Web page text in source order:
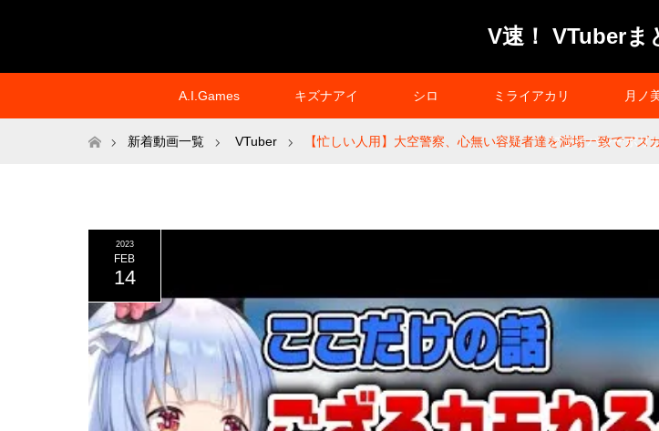
V速！ VTuberま
A.I.Games キズナアイ シロ ミライアカリ 月ノ
プライバシーポリ
ホーム新着動画一覧 VTuber 【忙しい人用】大空警察、心無い容疑者達を満場一致でア
2023
FEB
14